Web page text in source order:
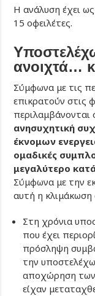
Η ανάλυση έχει ως
15 οφειλέτες.
ανοιχτά…
Σύμφωνα με τις
επικρατούν στις
περιλαμβάνονται
ανησυχητική
έκνομων
ομαδικές
μεγαλύτερο
Σύμφωνα με την
αυτή η κλιμάκωση
Στη χρόνια
που έχει
πρόσληψη
την
αποχώρηση
είχαν